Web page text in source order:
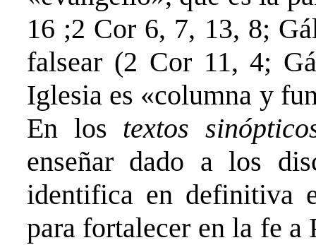
16 ;2 Cor 6, 7, 13, 8;
falsear (2 Cor 11, 4;
Iglesia es «columna y
En los textos
enseñar dado a los
identifica en definitiva
para fortalecer en la fe a